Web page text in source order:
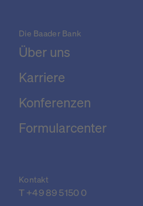
Die Baader Bank
Über uns
Karriere
Konferenzen
Formularcenter
Kontakt
T +49 89 5150 0